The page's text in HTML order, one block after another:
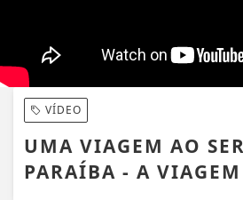
VÍDEO
UMA VIAGEM AO
PARAÍBA - A VIAGEM